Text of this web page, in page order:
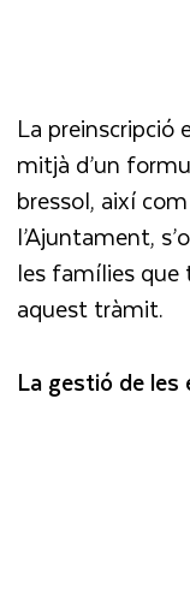
La
mitjà d’un
bressol, així
l’Ajuntament,
les famílies
aquest tràmit.
La gestió de les